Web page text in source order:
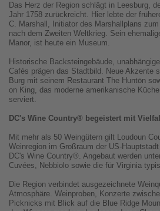
Das Herz der Region schlägt in Leesburg,
Jahr 1758 zurückreicht. Hier lebte der
C. Marshall, Initiator des Marshallplans
nach dem Zweiten Weltkrieg. Sein
Manor, ist heute ein Museum.
Historische Backsteingebäude,
Cafés prägen das Stadtbild. Neue Akzente
Burg mit seinem Restaurant The Huntōn
on King, das moderne amerikanische
serviert.
DC's Wine Country® begeistert mit
Mit mehr als 50 Weingütern gilt Loudoun
Weinregion im Großraum der US-
DC's Wine Country®. Angebaut werden
Cuvées, Nebbiolo sowie die für Virginia
Die Region verbindet ausgezeichnete
Atmosphäre. Weinproben, Konzerte
Picknicks mit Blick auf die Blue Ridge